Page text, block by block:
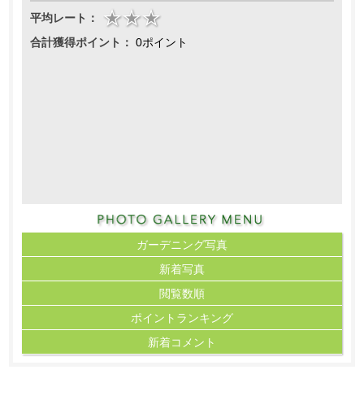
平均レート：
合計獲得ポイント： 0ポイント
ガーデニング写真
新着写真
閲覧数順
ポイント ランキング
新着コメント